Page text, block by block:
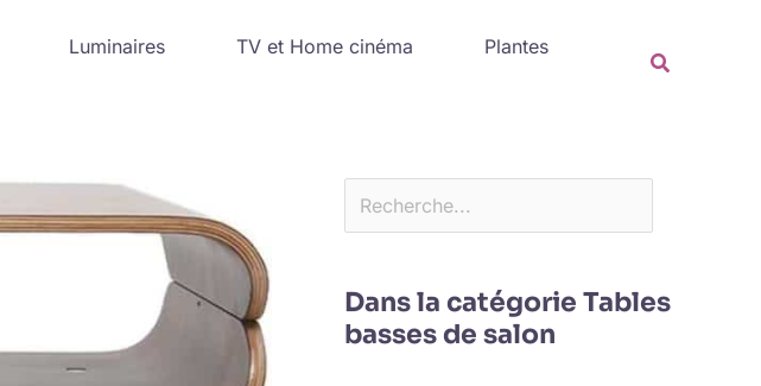
Luminaires TV et Home cinéma
Plantes
Dans la catégorie Tables
basses de salon